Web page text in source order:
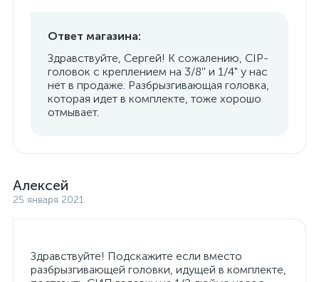
Ответ магазина:
Здравствуйте, Сергей! К сожалению, CIP-
головок с креплением на 3/8'' и 1/4" у нас
нет в продаже. Разбрызгивающая головка,
которая идет в комплекте, тоже хорошо
отмывает.
Алексей
25 января 2021
Здравствуйте! Подскажите если вместо
разбрызгивающей головки, идущей в комплекте,